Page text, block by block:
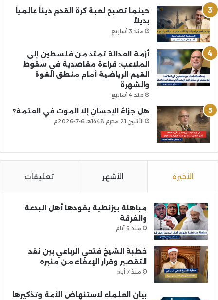
حينما تصبح لعبة كرة القدم ديناً عالمياً
بديلاً
منذ 3 أسابيع
أزمة العدالة تمتد من فلسطين إلى
الملاعب: قراءة مقاصدية في سقوط
القيم الرياضية أمام منطق القوة
والشهرة
منذ 4 أسابيع
هل جزاءُ الإحسانِ إلا الموت في العتمة؟
الأثنين 21 محرم 1448هـ 6-7-2026م
الأخيرة الأشهر تعليقات
مباهلة بيزنطية يقودها أهل البدعة
والفرقة
منذ 6 أيام
خطبة الشيخ فتحي الرباعي بين نقد
التقصير وقرار الإعفاء من منبره
منذ 7 أيام
بيان العلماء لاستنهاض الأمة وتذكيرها